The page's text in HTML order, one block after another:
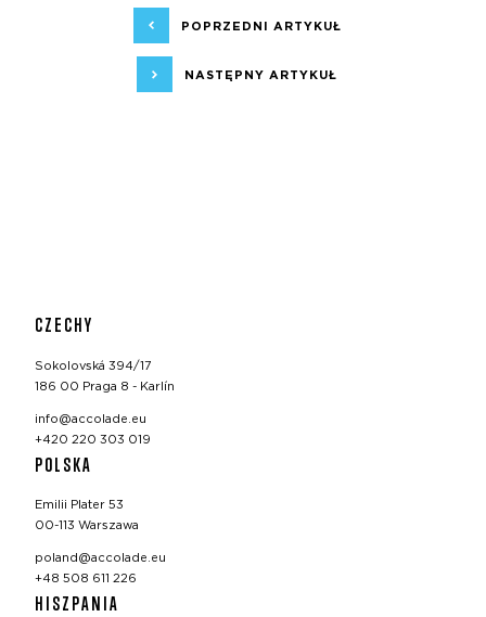
POPRZEDNI ARTYKUŁ
NASTĘPNY ARTYKUŁ
CZECHY
Sokolovská 394/17
186 00 Praga 8 - Karlín
info@accolade.eu
+420 220 303 019
POLSKA
Emilii Plater 53
00-113 Warszawa
poland@accolade.eu
+48 508 611 226
HISZPANIA